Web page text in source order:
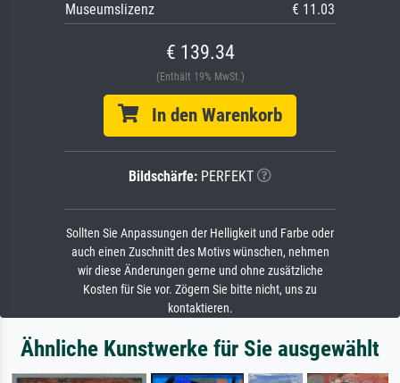
Museumslizenz
€ 11.03
€ 139.34
(Enthält 19% MwSt.)
In den Warenkorb
Bildschärfe: PERFEKT
Sollten Sie Anpassungen der Helligkeit und Farbe oder
auch einen Zuschnitt des Motivs wünschen, nehmen
wir diese Änderungen gerne und ohne zusätzliche
Kosten für Sie vor. Zögern Sie bitte nicht, uns zu
kontaktieren.
Ähnliche Kunstwerke für Sie ausgewählt